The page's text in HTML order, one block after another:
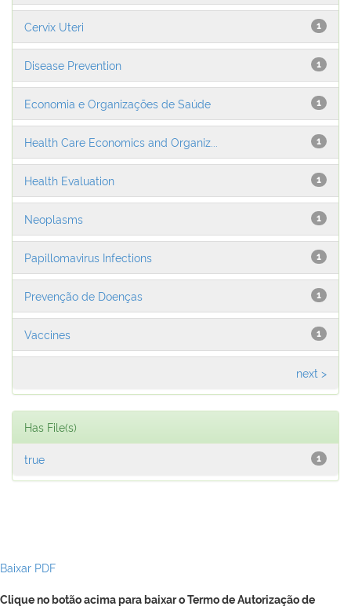
1
Cervix Uteri
1
Disease Prevention
1
Economia e Organizações de Saúde
1
Health Care Economics and Organiz...
1
Health Evaluation
1
Neoplasms
1
Papillomavirus Infections
1
Prevenção de Doenças
1
Vaccines
next >
Has File(s)
1
true
Baixar PDF
Clique no botão acima para baixar o Termo de Autorização de